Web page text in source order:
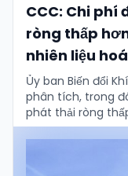
CCC: Chi phí
ròng thấp
nhiên liệu
Ủy ban Biến đổi
phân tích, trong
phát thải ròng